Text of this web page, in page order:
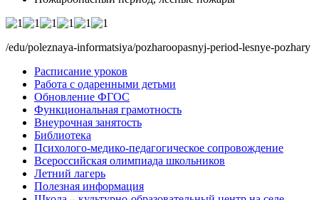
/edu/poleznaya-informatsiya/pozharoopasnyj-period-lesnye-pozhary
Расписание уроков
Работа с одаренными детьми
Обновление ФГОС
Функциональная грамотность
Внеурочная занятость
Библиотека
Психолого-медико-педагогическое сопровождение
Всероссийская олимпиада школьников
Летний лагерь
Полезная информация